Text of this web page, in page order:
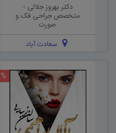
دکتر بهروز جلالی -
متخصص جراحی فک و
صورت
سعادت آباد
%